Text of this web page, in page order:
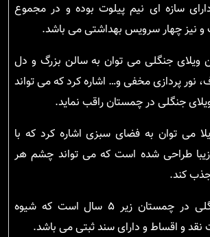
سازه ای نیم پیلوت بوده و در مجموع
و نیز چهار سرویس بهداشتی می باشد.
ویلای جنگلی می توان به سالن بزرگ و دل
نور پردازی مخفی و… اشاره کرد که می تواند
جنگلی در چمستان راقب نماید.
می توان به فضای سبزی اشاره کرد که با
طراحی شده است که می تواند چشم هر
جذب کند.
عمر این ویلای جنگلی در چمستان زیر ۵ سال است که شیوه
و اقساط و دارای سند ثبتی می باشد.